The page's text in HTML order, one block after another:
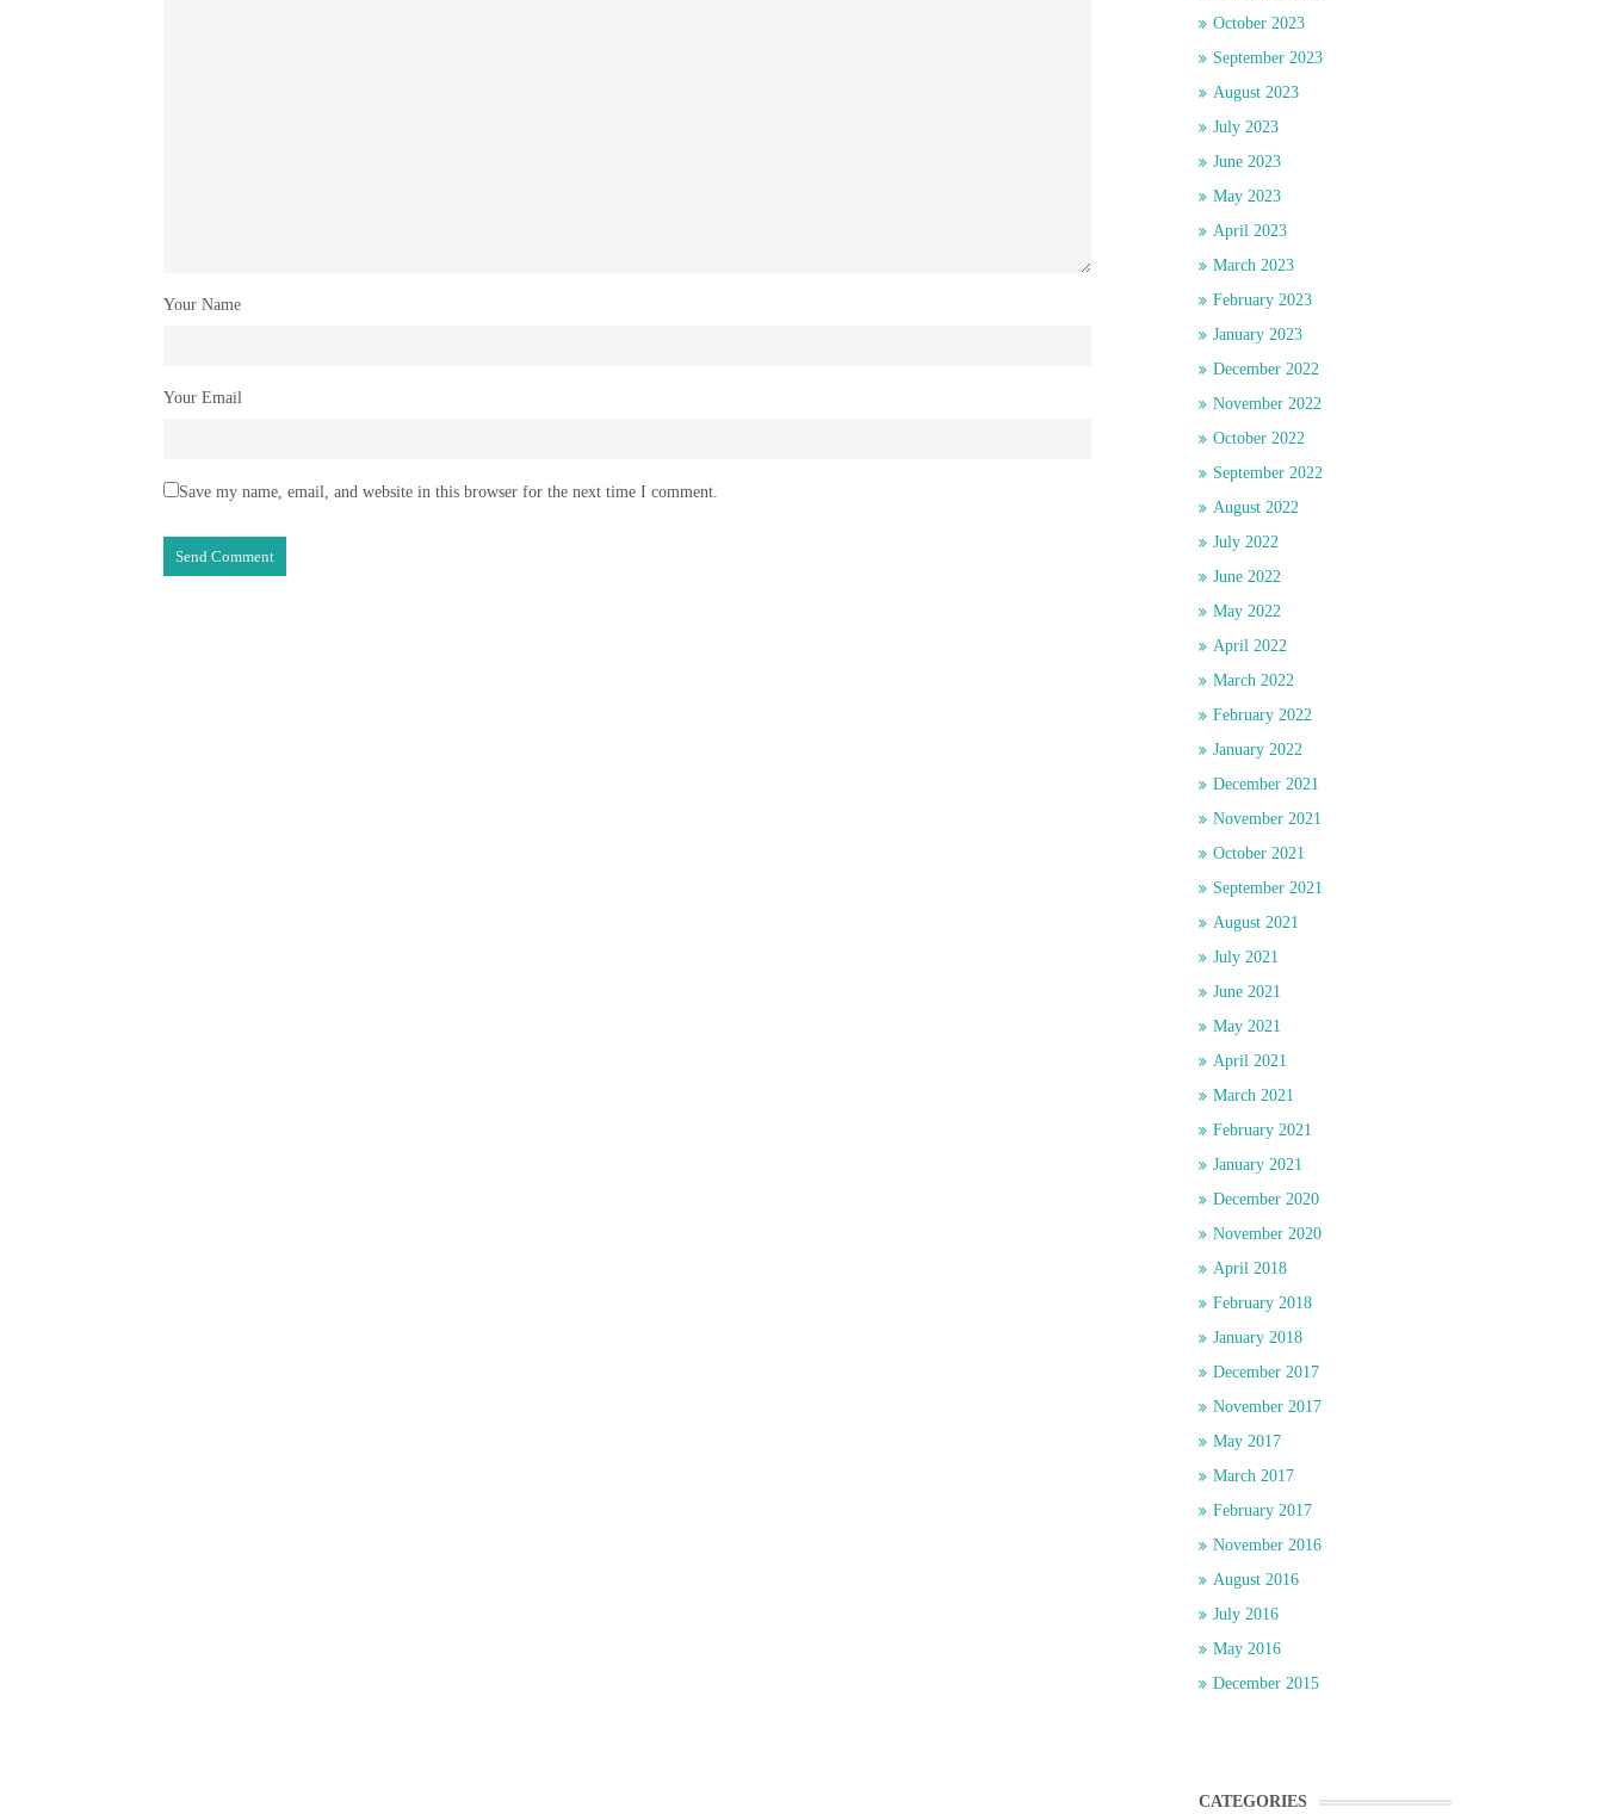
Your Name
Your Email
Save my name, email, and website in this browser for the next time I comment.
October 2023
September 2023
August 2023
July 2023
June 2023
May 2023
April 2023
March 2023
February 2023
January 2023
December 2022
November 2022
October 2022
September 2022
August 2022
July 2022
June 2022
May 2022
April 2022
March 2022
February 2022
January 2022
December 2021
November 2021
October 2021
September 2021
August 2021
July 2021
June 2021
May 2021
April 2021
March 2021
February 2021
January 2021
December 2020
November 2020
April 2018
February 2018
January 2018
December 2017
November 2017
May 2017
March 2017
February 2017
November 2016
August 2016
July 2016
May 2016
December 2015
CATEGORIES